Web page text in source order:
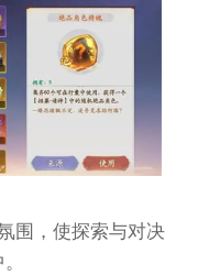
围，使探索与对决